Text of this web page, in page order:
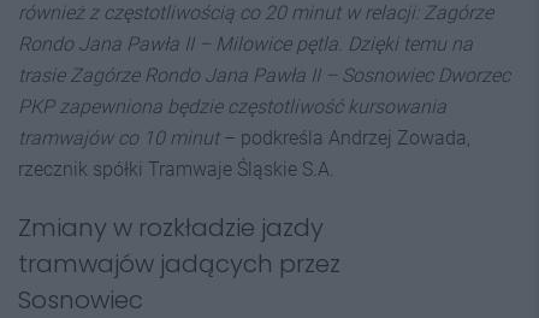
również z częstotliwością co 20 minut w relacji: Zagórze
Rondo Jana Pawła II – Milowice pętla. Dzięki temu na
trasie Zagórze Rondo Jana Pawła II – Sosnowiec Dworzec
PKP zapewniona będzie częstotliwość kursowania
tramwajów co 10 minut – podkreśla Andrzej Zowada,
rzecznik spółki Tramwaje Śląskie S.A.
Zmiany w rozkładzie jazdy
tramwajów jadących przez
Sosnowiec